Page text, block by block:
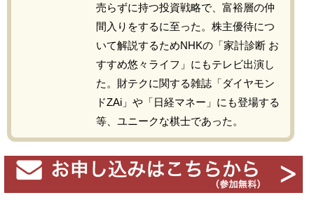
売らずに持つ投資戦略で、富裕層の仲
間入りをするに至った。株主優待につ
いて解説するためNHKの「家計診断 お
すすめ悠々ライフ」にもテレビ出演し
た。財テクに関する雑誌「ダイヤモン
ドZAi」や「日経マネー」にも登場する
等、ユニークな棋士であった。